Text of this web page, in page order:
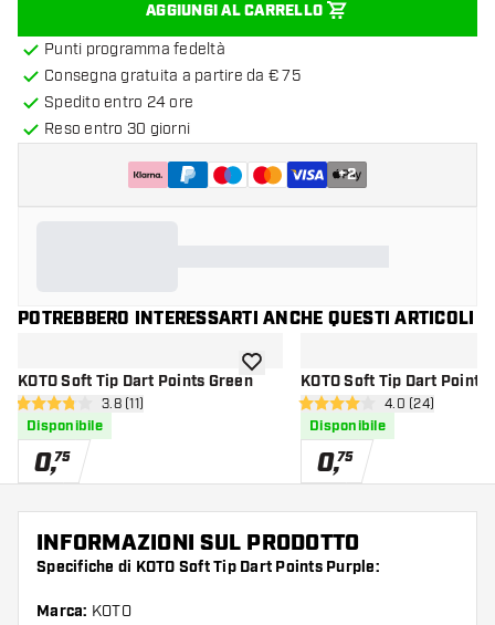
AGGIUNGI AL CARRELLO
Punti programma fedeltà
Consegna gratuita a partire da € 75
Spedito entro 24 ore
Reso entro 30 giorni
+2
POTREBBERO INTERESSARTI ANCHE QUESTI ARTICOLI
KOTO Soft Tip Dart Points Green
apri pannello recensioni
3.8 stelle di valutazione
3.8 (11)
Disponibile
0,75
aggiungi alla lista dei desideri
KOTO Soft Tip Dart Points
apri pannello
4 stelle di valutazione
4.0 (24)
Disponibile
0,75
INFORMAZIONI SUL PRODOTTO
Specifiche di KOTO Soft Tip Dart Points Purple:
Marca: KOTO